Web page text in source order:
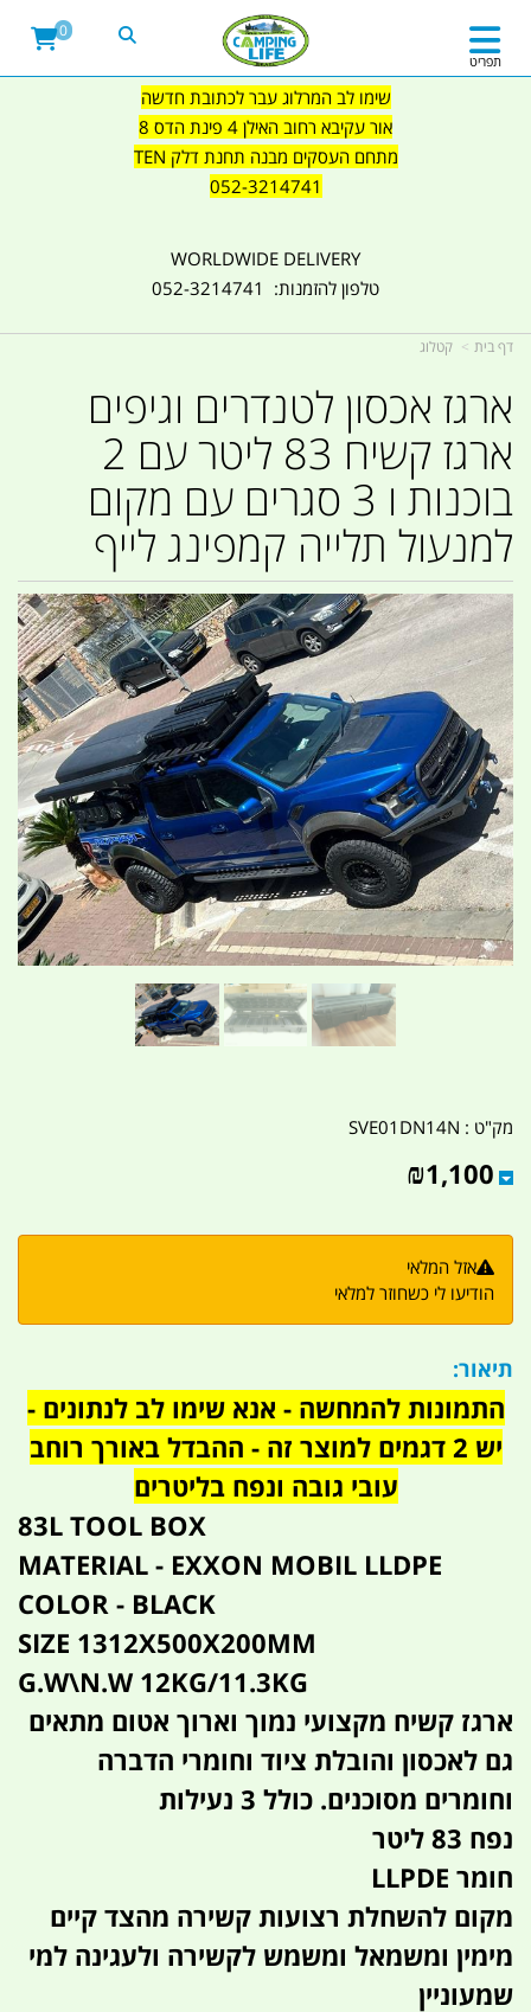
שימו לב המרלוג עבר לכתובת חדשה
אור עקיבא רחוב האילן 4 פינת הדס 8
מתחם העסקים מבנה תחנת דלק TEN
052-3214741
WORLDWIDE DELIVERY
טלפון להזמנות: 052-3214741
תפריט
0
דף בית קטלוג
ארגז אכסון לטנדרים וגיפים
ארגז קשיח 83 ליטר עם 2
בוכנות ו 3 סגרים עם מקום
למנעול תלייה קמפינג לייף
מק"ט : SVE01DN14N
₪1,100
אזל המלאי
הודיעו לי כשחוזר למלאי
תיאור:
התמונות להמחשה - אנא שימו לב לנתונים -
יש 2 דגמים למוצר זה - ההבדל באורך רוחב
עובי גובה ונפח בליטרים
83L TOOL BOX
MATERIAL - EXXON MOBIL LLDPE
COLOR - BLACK
SIZE 1312X500X200MM
G.W\N.W 12KG/11.3KG
ארגז קשיח מקצועי נמוך וארוך אטום מתאים
גם לאכסון והובלת ציוד וחומרי הדברה
וחומרים מסוכנים. כולל 3 נעילות
נפח 83 ליטר
חומר LLPDE
מקום להשחלת רצועות קשירה מהצד קיים
מימין ומשמאל ומשמש לקשירה ולעגינה למי
שמעוניין